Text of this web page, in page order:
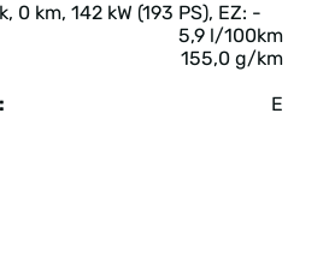
0 km, 142 kW (193 PS), EZ: -
5,9 l/100km
155,0 g/km
E